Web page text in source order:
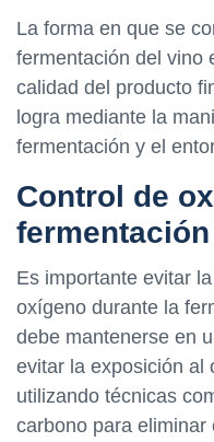
La forma en que se
fermentación del vino
calidad del producto
logra mediante la
fermentación y el
Control de
Es importante evitar
oxígeno durante la
debe mantenerse en
evitar la exposición al
utilizando técnicas
carbono para